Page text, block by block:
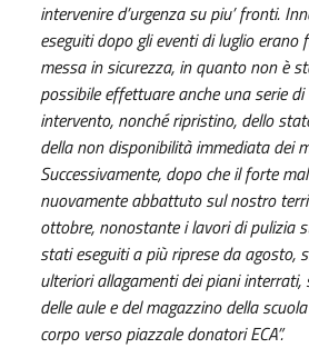
intervenire d’urgenza su piu’ fronti.
eseguiti dopo gli eventi di luglio erano
messa in sicurezza, in quanto non è
possibile effettuare anche una serie
intervento, nonché ripristino, dello
della non disponibilità immediata dei
Successivamente, dopo che il forte
nuovamente abbattuto sul nostro
ottobre, nonostante i lavori di pulizia
stati eseguiti a più riprese da agosto,
ulteriori allagamenti dei piani interrati,
delle aule e del magazzino della
corpo verso piazzale donatori ECA”.